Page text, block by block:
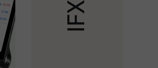
I
F
X